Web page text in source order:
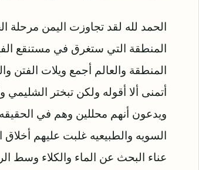
الحمد لله لقد تجاوزت اليمن مرحلة
المنطقة التي ستغرق في مستنقع
المنطقة والعالم أجمع ويلات
أتمنى ألا أقوله ولكن تبختر
ويدعون أنهم محللين وهم في
السويه والطبيعيه غلبت عليهم أخلاق
عناء البحث عن الماء والكلاء وسط